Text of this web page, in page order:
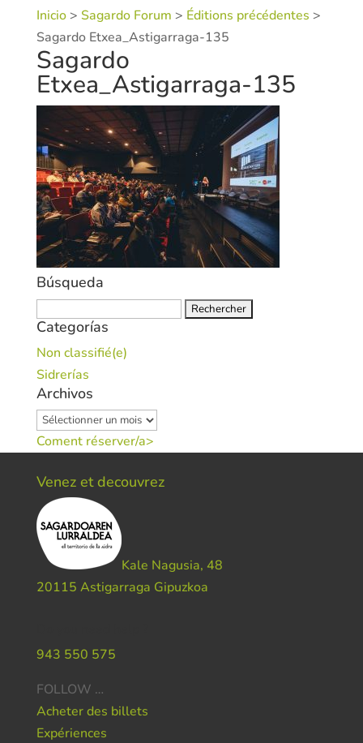
Inicio> Sagardo Forum > Éditions précédentes >
Sagardo Etxea_Astigarraga-135
Sagardo
Etxea_Astigarraga-135
Búsqueda
Categorías
Non classifié(e)
Sidrerías
Archivos
Archivos
Coment réserver/a>
Venez et decouvrez
Kale Nagusia, 48
20115 Astigarraga Gipuzkoa
943 550 575
FOLLOW …
Acheter des billets
Expériences